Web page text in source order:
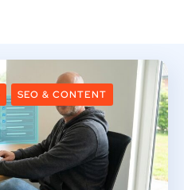
SEO & CONTENT